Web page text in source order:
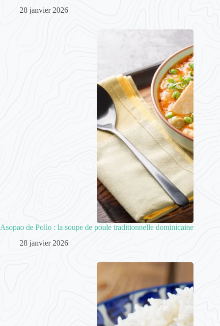
28 janvier 2026
Asopao de Pollo : la soupe de poule traditionnelle dominicaine
28 janvier 2026